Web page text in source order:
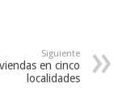
Siguiente
en cinco
localidades